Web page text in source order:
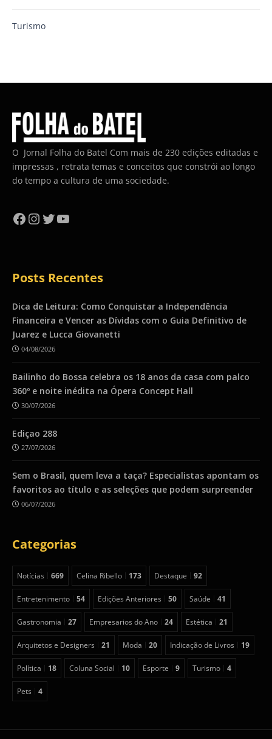
Turismo
O Jornal Folha do Batel Com mais de 230 edições editadas e
impressas , retrata temas e conceitos que constrói ao longo
do tempo a cultura de uma sociedade.
Facebook
Instagram
Twitter
YouTube
Posts Recentes
Dica de Leitura: Como Conquistar a Independência
Financeira e Vencer as Dívidas com o Guia Definitivo de
Juarez e Lucca Giovanetti
04/08/2026
Bailinho do Bossa celebra os 18 anos da casa com palco
360º e noite inédita na Ópera Concept Hall
30/07/2026
Ediçao 288
27/07/2026
Sem o Brasil, quem leva a taça? Especialistas apontam os
favoritos ao título e as seleções que podem surpreender
06/07/2026
Categorias
Notícias 669 Celina Ribello 173 Destaque 92
Entretenimento 54 Edições Anteriores 50 Saúde 41
Gastronomia 27 Empresarios do Ano 24 Estética 21
Arquitetos e Designers 21 Moda 20 Indicação de Livros 19
Política 18 Coluna Social 10 Esporte 9 Turismo 4
Pets 4